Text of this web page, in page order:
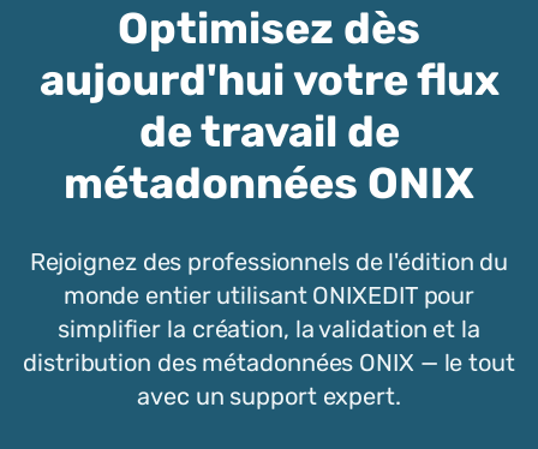
Optimisez dès
aujourd'hui votre flux
de travail de
métadonnées ONIX
Rejoignez des professionnels de l'édition du
monde entier utilisant ONIXEDIT pour
simplifier la création, la validation et la
distribution des métadonnées ONIX — le tout
avec un support expert.